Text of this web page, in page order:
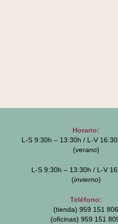
Horario:
L-S 9:30h – 13:30h / L-V
(verano)
L-S 9:30h – 13:30h / L-V
(invierno)
Teléfono:
(tienda) 959 151 806
(oficinas) 959 151